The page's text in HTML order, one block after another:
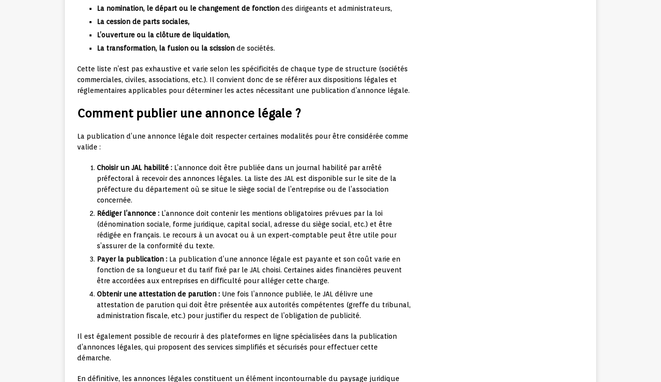
La nomination, le départ ou le changement de fonction des dirigeants et administrateurs,
La cession de parts sociales,
L’ouverture ou la clôture de liquidation,
La transformation, la fusion ou la scission de sociétés.
Cette liste n’est pas exhaustive et varie selon les spécificités de chaque type de structure (sociétés
commerciales, civiles, associations, etc.). Il convient donc de se référer aux dispositions légales et
réglementaires applicables pour déterminer les actes nécessitant une publication d’annonce légale.
Comment publier une annonce légale ?
La publication d’une annonce légale doit respecter certaines modalités pour être considérée comme
valide :
Choisir un JAL habilité : L’annonce doit être publiée dans un journal habilité par arrêté
préfectoral à recevoir des annonces légales. La liste des JAL est disponible sur le site de la
préfecture du département où se situe le siège social de l’entreprise ou de l’association
concernée.
Rédiger l’annonce : L’annonce doit contenir les mentions obligatoires prévues par la loi
(dénomination sociale, forme juridique, capital social, adresse du siège social, etc.) et être
rédigée en français. Le recours à un avocat ou à un expert-comptable peut être utile pour
s’assurer de la conformité du texte.
Payer la publication : La publication d’une annonce légale est payante et son coût varie en
fonction de sa longueur et du tarif fixé par le JAL choisi. Certaines aides financières peuvent
être accordées aux entreprises en difficulté pour alléger cette charge.
Obtenir une attestation de parution : Une fois l’annonce publiée, le JAL délivre une
attestation de parution qui doit être présentée aux autorités compétentes (greffe du tribunal,
administration fiscale, etc.) pour justifier du respect de l’obligation de publicité.
Il est également possible de recourir à des plateformes en ligne spécialisées dans la publication
d’annonces légales, qui proposent des services simplifiés et sécurisés pour effectuer cette
démarche.
En définitive, les annonces légales constituent un élément incontournable du paysage juridique